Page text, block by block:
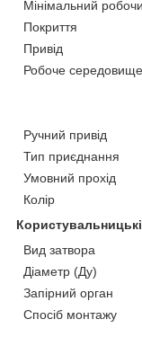
Мінімальний
Покриття
Привід
Робоче середовище
Ручний привід
Тип приєднання
Умовний прохід
Колір
Вид затвора
Діаметр (Ду)
Запірний орган
Спосіб монтажу